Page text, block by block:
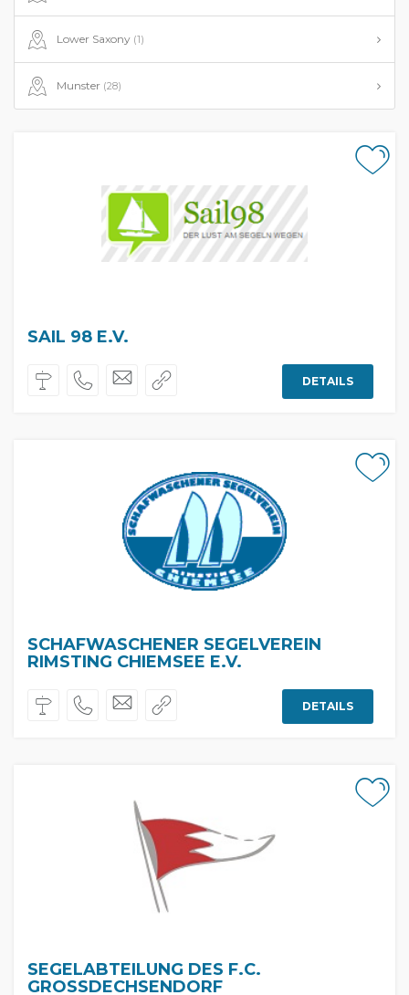
Lower Saxony (1)
Munster (28)
SAIL 98 E.V.
DETAILS
SCHAFWASCHENER SEGELVEREIN
RIMSTING CHIEMSEE E.V.
DETAILS
SEGELABTEILUNG DES F.C.
GROSSDECHSENDORF